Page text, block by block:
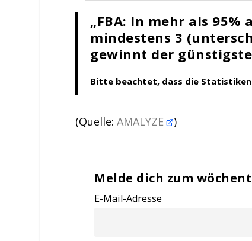
„FBA: In mehr als
mindestens 3
gewinnt der
Bitte beachtet, dass die Statistiken
(Quelle:AMALYZE )
Melde dich zum
E-Mail-Adresse